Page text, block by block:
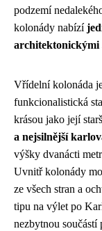
podzemí
kolonády nabízí
architektonickými
Vřídelní kolonáda
funkcionalistická
krásou jako její
a nejsilnější
výšky dvanácti
Uvnitř kolonády
ze všech stran a
tipu na výlet po
nezbytnou součástí